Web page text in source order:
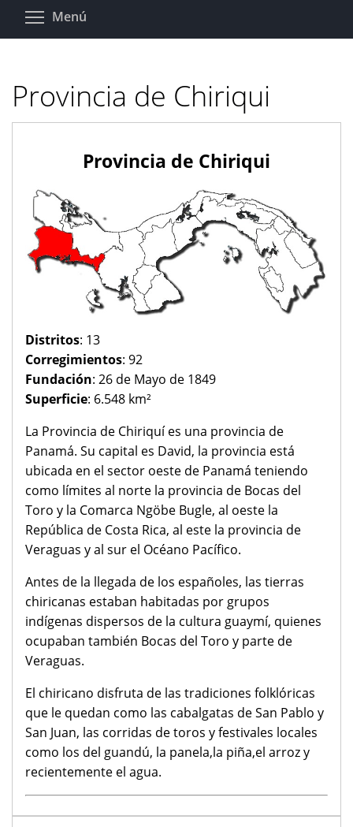
Pasar
Menú
Provincia de Chiriqui
Provincia de Chiriqui
Distritos: 13
Corregimientos: 92
Fundación: 26 de Mayo de 1849
Superficie: 6.548 km²
La Provincia de Chiriquí es una provincia de
Panamá. Su capital es David, la provincia está
ubicada en el sector oeste de Panamá teniendo
como límites al norte la provincia de Bocas del
Toro y la Comarca Ngöbe Bugle, al oeste la
República de Costa Rica, al este la provincia de
Veraguas y al sur el Océano Pacífico.
Antes de la llegada de los españoles, las tierras
chiricanas estaban habitadas por grupos
indígenas dispersos de la cultura guaymí, quienes
ocupaban también Bocas del Toro y parte de
Veraguas.
El chiricano disfruta de las tradiciones folklóricas
que le quedan como las cabalgatas de San Pablo y
San Juan, las corridas de toros y festivales locales
como los del guandú, la panela,la piña,el arroz y
recientemente el agua.